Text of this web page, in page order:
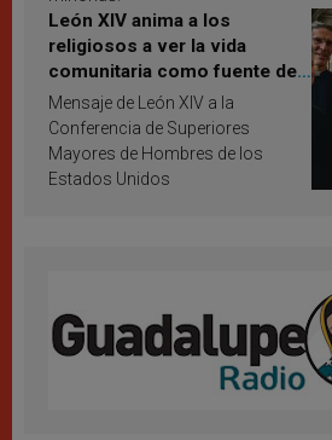
León XIV anima a los
religiosos a ver la vida
comunitaria como fuente de
inspiración y santificación
Mensaje de León XIV a la
Conferencia de Superiores
Mayores de Hombres de los
Estados Unidos